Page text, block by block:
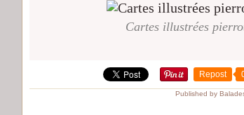
Cartes illustrées
Repost
Published by